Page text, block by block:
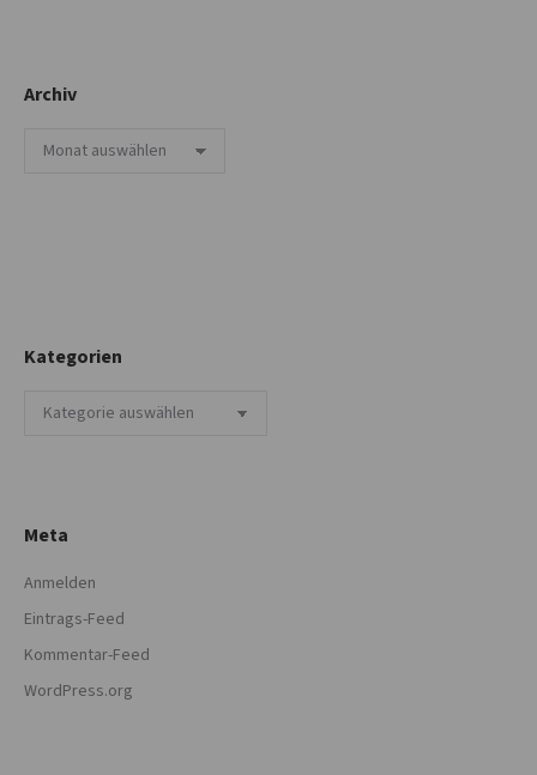
Archiv
Archiv
Kategorien
Kategorien
Meta
Anmelden
Eintrags-Feed
Kommentar-Feed
WordPress.org